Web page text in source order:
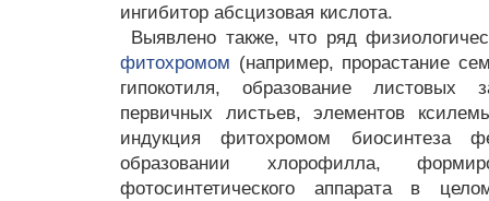
ингибитор абсцизовая кислота.
Выявлено также, что ряд
фитохромом (например, прорастание
гипокотиля, образование листовых
первичных листьев, элементов
индукция фитохромом биосинтеза
образовании хлорофилла,
фотосинтетического аппарата в